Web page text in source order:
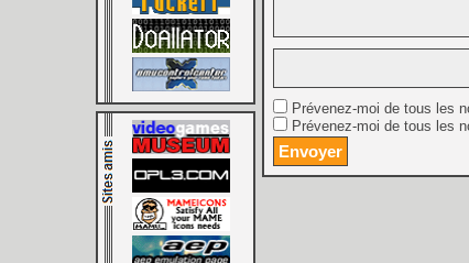
Prévenez-moi de tous les
Prévenez-moi de tous les